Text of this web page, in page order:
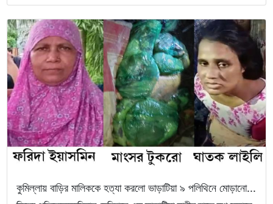
কুমিল্লায় বাড়ির মালিককে হত্যা করলো ভাড়াটিয়া ৯ পলিথিনে মোড়ানো...